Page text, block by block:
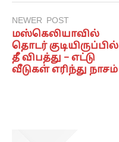
NEWER POST
மஸ்கெலியாவில்
தொடர் குடியிருப்பில்
தீ விபத்து – எட்டு
வீடுகள் எரிந்து நாசம்